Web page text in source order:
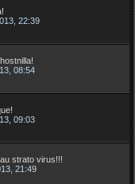
22:39
08:54
09:03
strato virus!!!
21:49